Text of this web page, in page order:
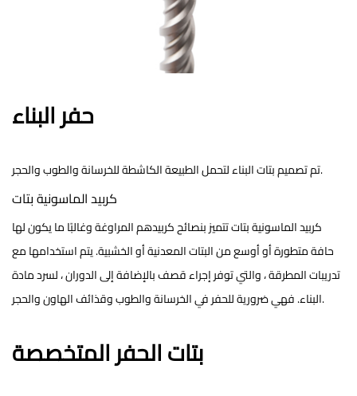
حفر البناء
تم تصميم بتات البناء لتحمل الطبيعة الكاشطة للخرسانة والطوب والحجر.
كربيد الماسونية بتات
كربيد الماسونية بتاتتتميز بنصائح كربيدهم المراوغة وغالبًا ما يكون لها
حافة متطورة أو أوسع من البتات المعدنية أو الخشبية. يتم استخدامها مع
تدريبات المطرقة ، والتي توفر إجراء قصف بالإضافة إلى الدوران ، لسرد مادة
البناء. فهي ضرورية للحفر في الخرسانة والطوب وقذائف الهاون والحجر.
بتات الحفر المتخصصة